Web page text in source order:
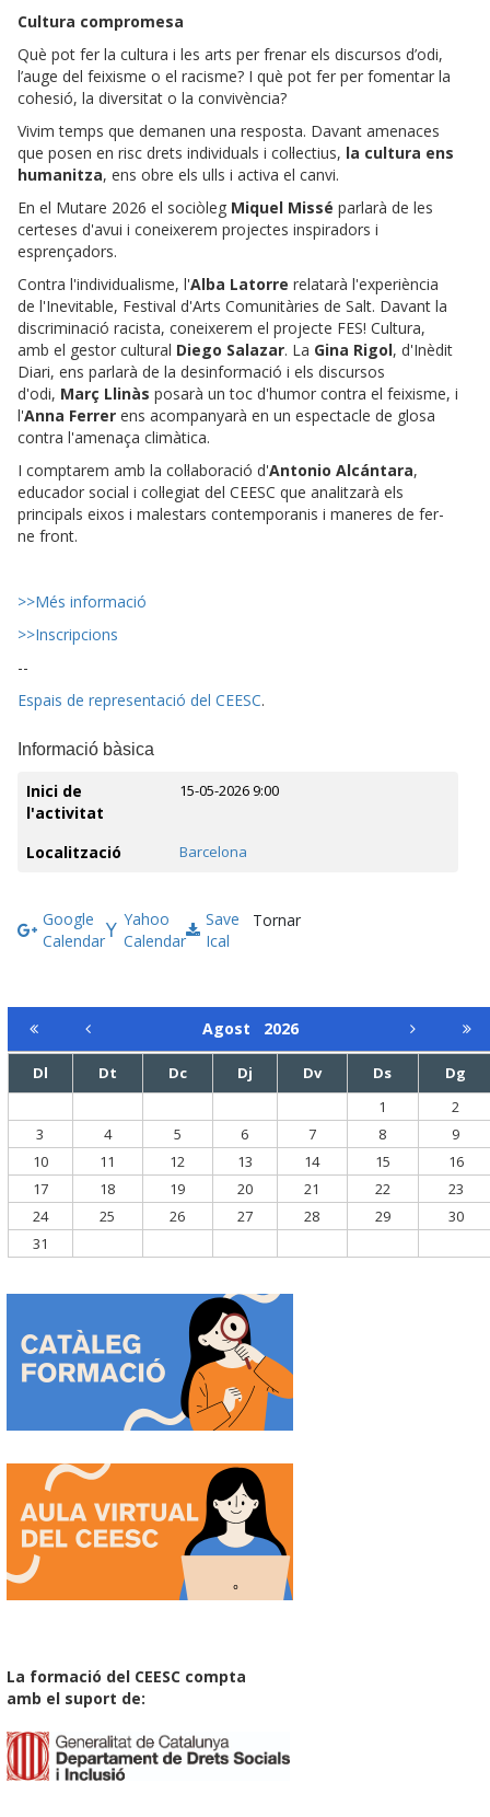
Cultura compromesa
Què pot fer la cultura i les arts per frenar els discursos d’odi,
l’auge del feixisme o el racisme? I què pot fer per fomentar la
cohesió, la diversitat o la convivència?
Vivim temps que demanen una resposta. Davant amenaces
que posen en risc drets individuals i col·lectius, la cultura ens
humanitza, ens obre els ulls i activa el canvi.
En el Mutare 2026 el sociòleg Miquel Missé parlarà de les
certeses d'avui i coneixerem projectes inspiradors i
esprençadors.
Contra l'individualisme, l'Alba Latorre relatarà l'experiència
de l'Inevitable, Festival d'Arts Comunitàries de Salt. Davant la
discriminació racista, coneixerem el projecte FES! Cultura,
amb el gestor cultural Diego Salazar. La Gina Rigol, d'Inèdit
Diari, ens parlarà de la desinformació i els discursos
d'odi, Març Llinàs posarà un toc d'humor contra el feixisme, i
l'Anna Ferrerens acompanyarà en un espectacle de glosa
contra l'amenaça climàtica.
I comptarem amb la col·laboració d'Antonio Alcántara,
educador social i col·legiat del CEESC que analitzarà els
principals eixos i malestars contemporanis i maneres de fer-
ne front.
>>Més informació
>>Inscripcions
--
Espais de representació del CEESC.
Informació bàsica
Inici de
l'activitat
15-05-2026 9:00
Localització Barcelona
Google
Calendar
Yahoo
Calendar
Save
Ical
Tornar
Agost 2026
Dl Dt Dc Dj Dv Ds
Dg
1
2
3
4 5 6 7 8
9
10
11 12 13 14 15
16
17
18 19 20 21 22
23
24
25 26 27 28 29
30
31
La formació del CEESC compta
amb el suport de: